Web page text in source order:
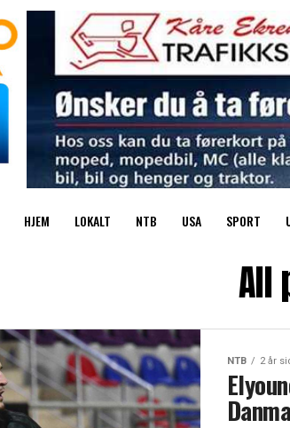
HJEM LOKALT NTB USA SPORT
All
NTB 2 år